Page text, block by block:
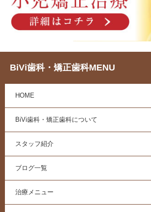
BiVi歯科・矯正歯科MENU
HOME
BiVi歯科・矯正歯科について
スタッフ紹介
ブログ一覧
治療メニュー